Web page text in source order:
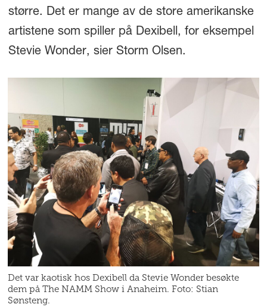
større. Det er mange av de store amerikanske
artistene som spiller på Dexibell, for eksempel
Stevie Wonder, sier Storm Olsen.
Det var kaotisk hos Dexibell da Stevie Wonder besøkte
dem på The NAMM Show i Anaheim. Foto: Stian
Sønsteng.